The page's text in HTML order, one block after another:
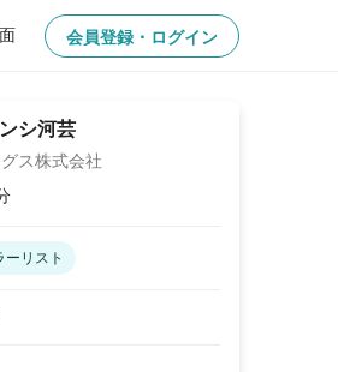
会員登録・ログイン
シ河芸
ス株式会社
ーリスト